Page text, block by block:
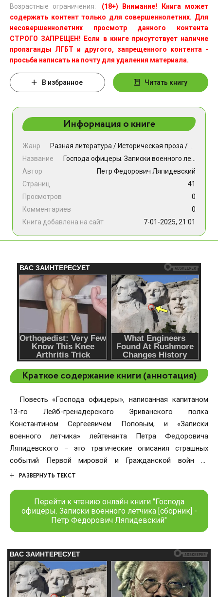
Возрастные ограничения:
(18+) Внимание! Книга может
содержать контент только для совершеннолетних. Для
несовершеннолетних просмотр данного контента
СТРОГО ЗАПРЕЩЕН! Если в книге присутствует наличие
пропаганды ЛГБТ и другого, запрещенного контента -
просьба написать на почту для удаления материала.
В избранное Читать книгу
Информация о книге
Жанр Разная литература / Историческая проза /
Название
Автор
Петр Федорович Ляпидевский
Страниц
41
Просмотров
0
Комментариев
0
Книга добавлена на сайт
7-01-2025, 21:01
Краткое содержание книги (аннотация)
Повесть «Господа офицеры», написанная капитаном
13-го Лейб-гренадерского Эриванского полка
Константином Сергеевичем Поповым, и «Записки
военного летчика» лейтенанта Петра Федоровича
Ляпидевского – это трагические описания страшных
событий Первой мировой и Гражданской войн их
непосредственными участниками, которые не оставят
РАЗВЕРНУТЬ ТЕКСТ
Перейти к чтению онлайн книги "Господа
офицеры. Записки военного летчика [сборник] -
Петр Федорович Ляпидевский"